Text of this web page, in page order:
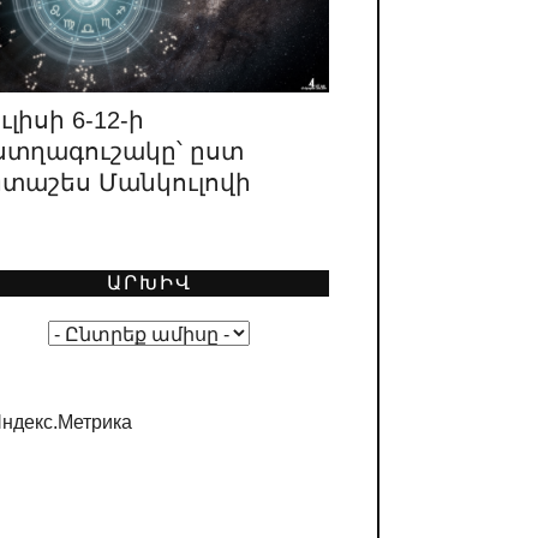
Հայաստանի առաջին
նախագահ Լևոն Տեր-
գնահատում է
բախտորոշ դեր ունեցած
11.05.2026 / ԿԱՐԵՎՈՐ
Ո՞վ է ՔՊ նախընտրական
08.05.2026 / ԿԱՐԵՎՈՐ
«Իրական Հայաստանը» ոչ
իրական է լինելու, ոչ
02.05.2026
6-12-ի
ըստ
Մանկուլովի
ԱՐԽԻՎ